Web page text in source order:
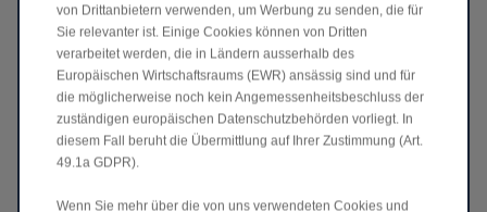
Er schaltet automatisch zwischen einmotorigem und
zweimotorigem Antrieb um und bleibt dabei immer im
optimalen Wirkungsgradbereich, um Energie zu sparen.
Mit einem Ansprechverhalten im Millisekundenbereich
und ESP-Koordination verbessert es die Stabilität,
Traktion und Sicherheit unter allen Bedingungen.
und souveräne Leistung auf jeder Strasse.
von Drittanbietern verwenden, um Werbung zu senden, die für
Sie relevanter ist. Einige Cookies können von Dritten
verarbeitet werden, die in Ländern ausserhalb des
Europäischen Wirtschaftsraums (EWR) ansässig sind und für
die möglicherweise noch kein Angemessenheitsbeschluss der
zuständigen europäischen Datenschutzbehörden vorliegt. In
diesem Fall beruht die Übermittlung auf Ihrer Zustimmung (Art.
49.1a GDPR).
Wenn Sie mehr über die von uns verwendeten Cookies und